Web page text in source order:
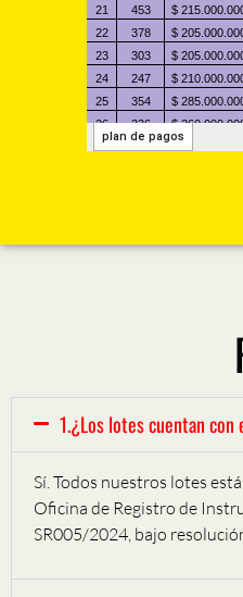
1.¿Los lotes cuentan
Sí. Todos nuestros lotes
Oficina de Registro de
SR005/2024, bajo